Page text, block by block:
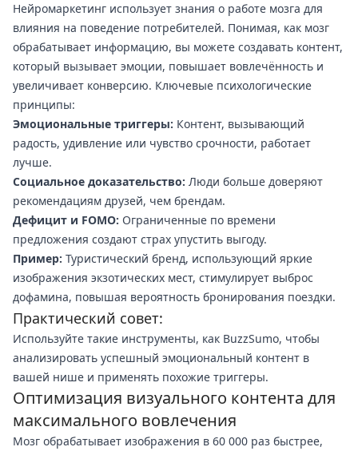
Нейромаркетинг использует знания о работе мозга для
влияния на поведение потребителей. Понимая, как мозг
обрабатывает информацию, вы можете создавать контент,
который вызывает эмоции, повышает вовлечённость и
увеличивает конверсию. Ключевые психологические
принципы:
Эмоциональные триггеры: Контент, вызывающий
радость, удивление или чувство срочности, работает
лучше.
Социальное доказательство: Люди больше доверяют
рекомендациям друзей, чем брендам.
Дефицит и FOMO: Ограниченные по времени
предложения создают страх упустить выгоду.
Пример: Туристический бренд, использующий яркие
изображения экзотических мест, стимулирует выброс
дофамина, повышая вероятность бронирования поездки.
Практический совет:
Используйте такие инструменты, как BuzzSumo, чтобы
анализировать успешный эмоциональный контент в
вашей нише и применять похожие триггеры.
Оптимизация визуального контента для
максимального вовлечения
Мозг обрабатывает изображения в 60 000 раз быстрее,